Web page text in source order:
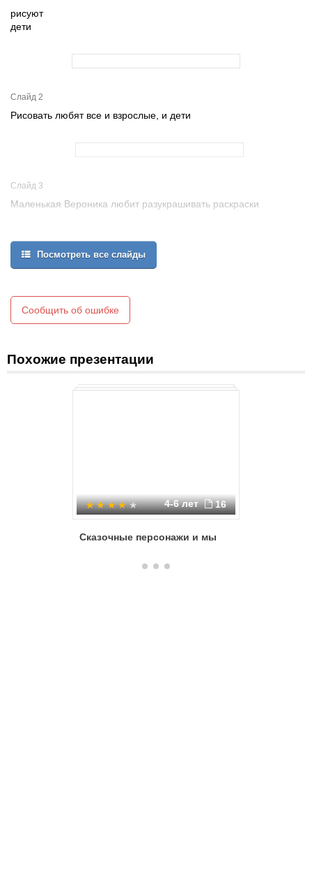
рисуют
дети
Слайд 2
Рисовать любят все и взрослые, и дети
Слайд 3
Маленькая Вероника любит разукрашивать раскраски
Посмотреть все слайды
Сообщить об ошибке
Похожие презентации
4-6 лет 16
Сказочные персонажи и мы